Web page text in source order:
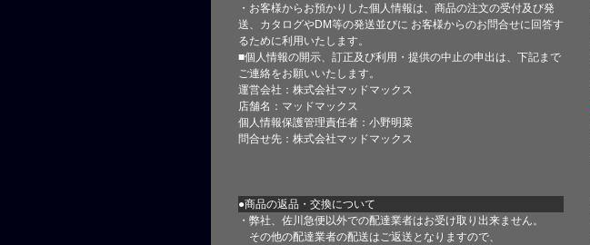
・お客様からお預かりした個人情報は、商品の注文の受付及び発
送、カタログやDM等の発送並びに お客様からのお問合せに回答す
るために利用いたします。
■個人情報の開示、訂正及び利用・提供の中止の申出は、下記まで
ご連絡をお願いいたします。
運営会社：株式会社マッドマックス
店舗名：マッドマックス
個人情報保護管理責任者：小野明菜
問合せ先：株式会社マッドマックス
●商品の返品・交換について
・弊社、佐川急便以外での配達業者はお受け取り出来ません。
その他の配達業者の配送はご返送となりますので、